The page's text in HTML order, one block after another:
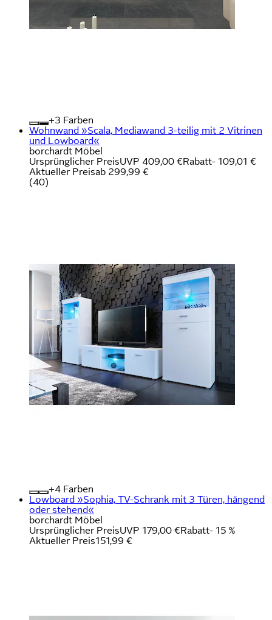
+
Farben
Wohnwand »Scala, Mediawand 3-teilig mit 2 Vitrinen
und Lowboard«
borchardt Möbel
Ursprünglicher PreisUVP 409,00 €Rabatt- 109,01 €
Aktueller Preisab 299,99 €
(40)
+
Farben
Lowboard »Sophia, TV-Schrank mit 3 Türen, hängend
oder stehend«
borchardt Möbel
Ursprünglicher PreisUVP 179,00 €Rabatt- 15 %
Aktueller Preis151,99 €